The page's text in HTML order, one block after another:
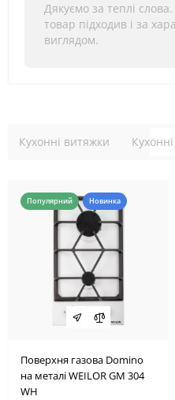
Дякуємо за теплі
товар підходив і за
виглядом.
Кухонні витяжки
Популярний Новинка
Поверхня газова Domino
на металі WEILOR GM 304
WH